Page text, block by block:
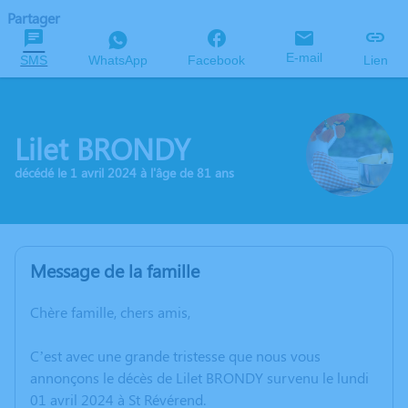
Partager
SMS WhatsApp Facebook E-mail Lien
Lilet BRONDY
décédé le 1 avril 2024 à l'âge de 81 ans
Message de la famille
Chère famille, chers amis,
C’est avec une grande tristesse que nous vous
annonçons le décès de Lilet BRONDY survenu le lundi
01 avril 2024 à St Révérend.